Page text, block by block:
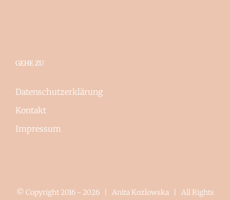
GEHE ZU
Datenschutzerklärung
Kontakt
Impressum
© Copyright 2016 - 2026 | Anita Kozlowska | All Rights